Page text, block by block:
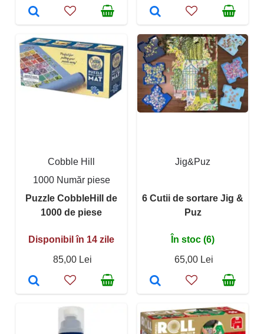
Cobble Hill
1000 Număr piese
Puzzle CobbleHill de
1000 de piese
Disponibil în 14 zile
85,00 Lei
Jig&Puz
6 Cutii de sortare Jig &
Puz
În stoc (6)
65,00 Lei